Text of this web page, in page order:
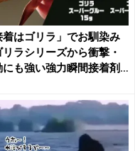
着はゴリラ」でお馴染み
ラシリーズから衝撃・
にも強い強力瞬間接着剤